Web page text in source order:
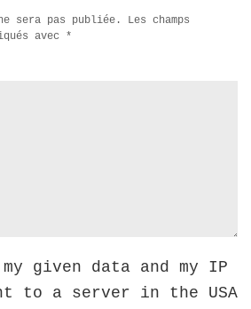
sera pas publiée.
Les champs
avec *
given data and my IP
to a server in the USA